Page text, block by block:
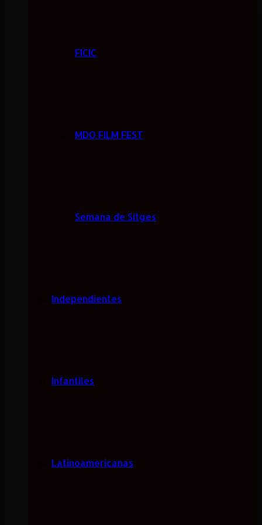
FICIC
MDQ FILM FEST
Semana de Sitges
Independientes
Infantiles
Latinoamericanas